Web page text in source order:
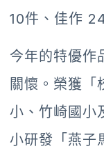
10件、佳作
今年的特優作
關懷。榮獲「
小、竹崎國小
小研發「燕子